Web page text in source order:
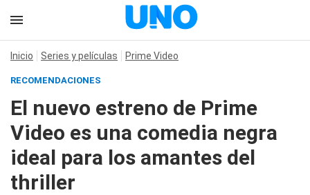
Inicio Series y películas Prime Video
RECOMENDACIONES
El nuevo estreno de Prime
Video es una comedia negra
ideal para los amantes del
thriller